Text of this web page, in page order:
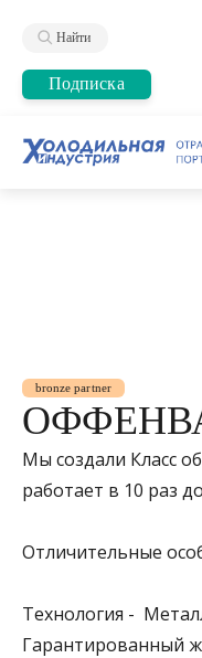
Найти
Подписка
bronze partner
Мы создали Класс
работает в 10 раз
Отличительные
Технология -
Гарантированный